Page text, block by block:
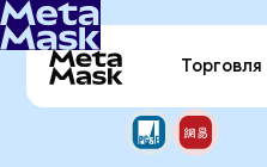
Торговля